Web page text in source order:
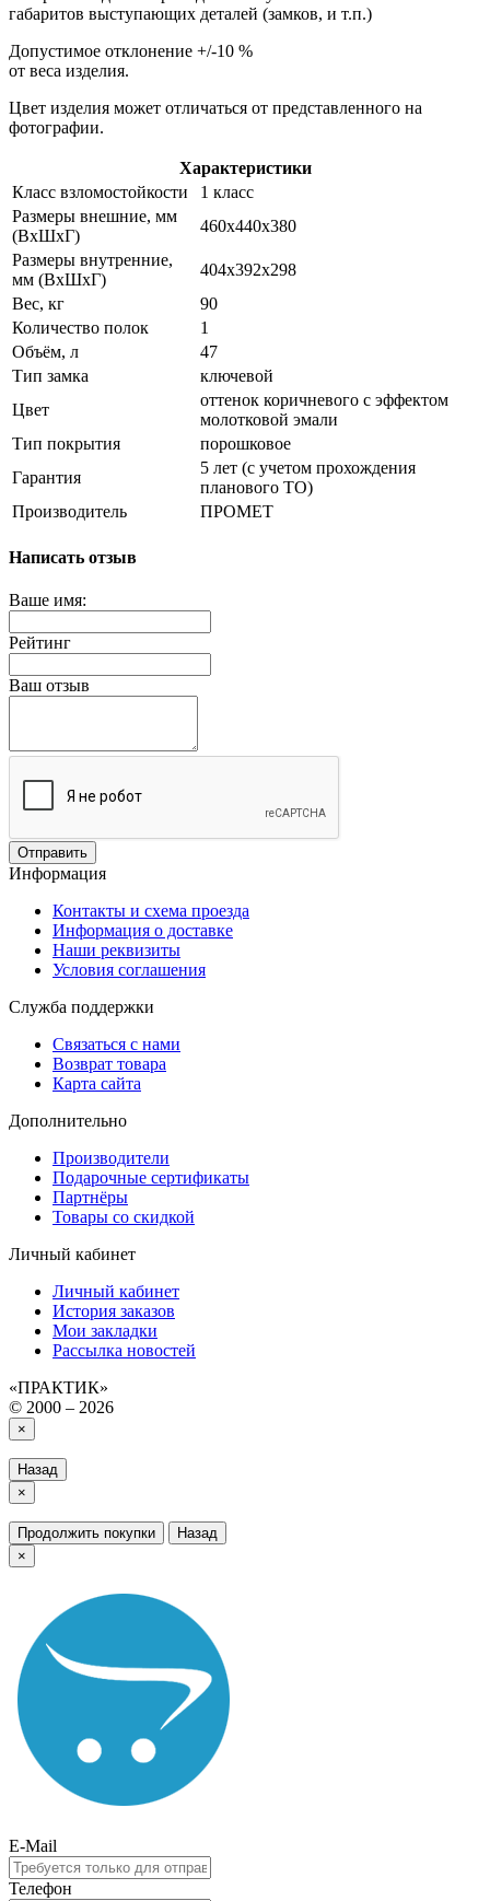
габаритов выступающих деталей (замков, и т.п.)
Допустимое отклонение +/-10 %
от веса изделия.
Цвет изделия может отличаться от представленного на
фотографии.
Характеристики
Класс взломостойкости
1 класс
Размеры внешние, мм
(ВхШхГ)
460x440x380
Размеры внутренние,
мм (ВхШхГ)
404x392x298
Вес, кг
90
Количество полок
1
Объём, л
47
Тип замка
ключевой
Цвет
оттенок коричневого с эффектом
молотковой эмали
Тип покрытия
порошковое
Гарантия
5 лет (с учетом прохождения
планового ТО)
Производитель
ПРОМЕТ
Написать отзыв
Ваше имя:
Рейтинг
Ваш отзыв
Отправить
Информация
Контакты и схема проезда
Информация о доставке
Наши реквизиты
Условия соглашения
Служба поддержки
Связаться с нами
Возврат товара
Карта сайта
Дополнительно
Производители
Подарочные сертификаты
Партнёры
Товары со скидкой
Личный кабинет
Личный кабинет
История заказов
Мои закладки
Рассылка новостей
«ПРАКТИК»
© 2000 – 2026
×
Назад
×
Продолжить покупки
Назад
×
E-Mail
Телефон